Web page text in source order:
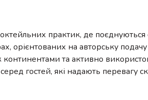
практик, де поєднуються
орієнтованих на авторську
та активно
гостей, які надають перевагу